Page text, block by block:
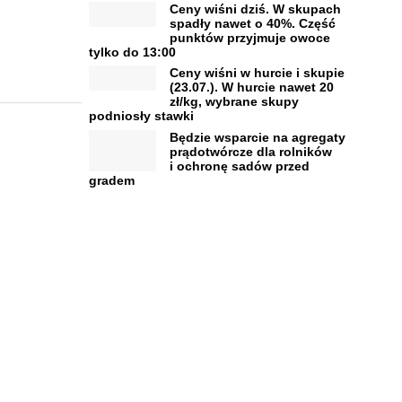
Ceny wiśni dziś. W skupach
spadły nawet o 40%. Część
punktów przyjmuje owoce
tylko do 13:00
Ceny wiśni w hurcie i skupie
(23.07.). W hurcie nawet 20
zł/kg, wybrane skupy
podniosły stawki
Będzie wsparcie na agregaty
prądotwórcze dla rolników
i ochronę sadów przed
gradem